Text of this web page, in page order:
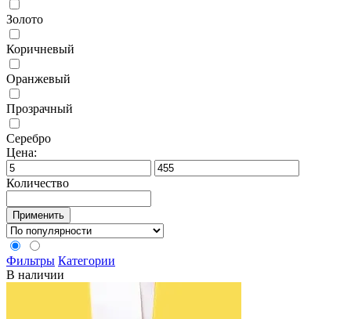
Золото
Коричневый
Оранжевый
Прозрачный
Серебро
Цена:
Количество
Применить
Фильтры Категории
В наличии